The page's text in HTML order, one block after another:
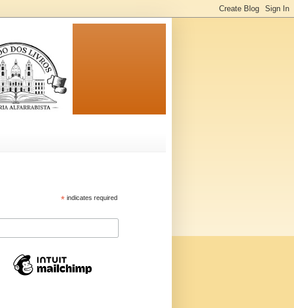
*indicates required